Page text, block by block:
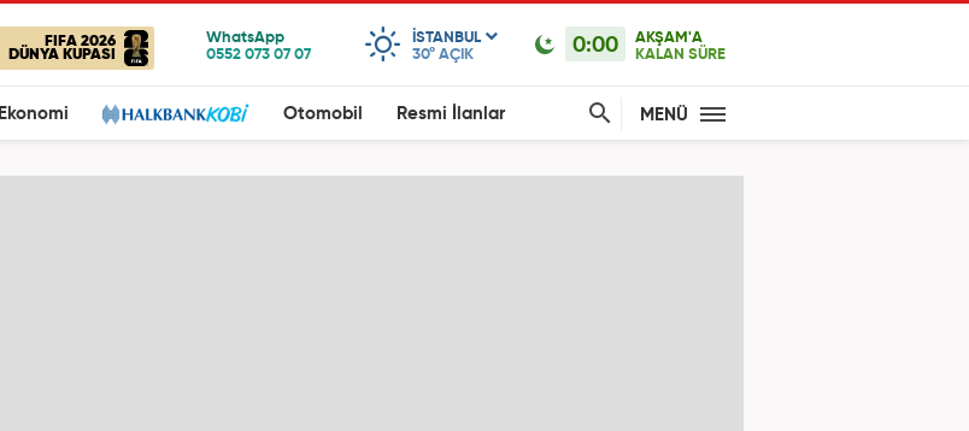
FIFA 2026
DÜNYA KUPASI
ISTANBUL
30° AÇIK 0:00
AKŞAM'A
KALAN SÜRE
Ekonomi Otomobil Resmi İlanlar MENÜ